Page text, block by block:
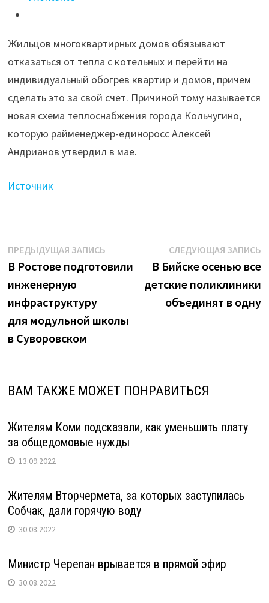
новые
и
теперь
их
лишают
отопления"
Жильцов многоквартирных домов обязывают
отказаться от тепла с котельных и перейти на
индивидуальный обогрев квартир и домов, причем
сделать это за свой счет. Причиной тому называется
новая схема теплоснабжения города Кольчугино,
которую райменеджер-единоросс Алексей
Андрианов утвердил в мае.
Источник
Навигация
по
записям
ПРЕДЫДУЩАЯ ЗАПИСЬПредыдущая
запись:
В Ростове подготовили
инженерную
инфраструктуру
для модульной школы
в Суворовском
СЛЕДУЮЩАЯ ЗАПИСЬ
В Бийске осенью все
детские поликлиники
объединят в одну
ВАМ ТАКЖЕ МОЖЕТ ПОНРАВИТЬСЯ
Жителям Коми подсказали, как уменьшить плату
за общедомовые нужды
13.09.2022
Жителям Вторчермета, за которых заступилась
Собчак, дали горячую воду
30.08.2022
Министр Черепан врывается в прямой эфир
30.08.2022